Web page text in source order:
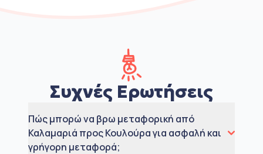
Συχνές Ερωτήσεις
Πώς μπορώ να βρω μεταφορική από
Καλαμαριά προς Κουλούρα για ασφαλή και
γρήγορη μεταφορά;